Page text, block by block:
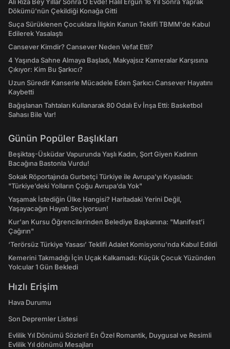
Dökümü'nün Çekildiği Konağa Gitti
Suça Sürüklenen Çocuklara İlişkin Kanun Teklifi TBMM'de Kabul
Edilerek Yasalaştı
Cansever Kimdir? Cansever Neden Vefat Etti?
4 Yaşında Sahne Almaya Başladı, Makyajsız Kameralar Karşısına
Çıkıyor: Kim Bu Şarkıcı?
Uzun Süredir Kanserle Mücadele Eden Şarkıcı Cansever Hayatını
Kaybetti
Bağışlanan Tahtaları Kullanarak 80 Odalı Ev İnşa Etti: Basketbol
Sahası Bile Var!
Günün Popüler Başlıkları
Beşiktaş-Üsküdar Vapurunda Yaşlı Kadın, Şort Giyen Kadının
Bacağına Bastonla Vurdu!
Sokak Röportajında Gurbetçi Türkiye ile Avrupa'yı Kıyasladı:
"Türkiye’deki Yolların Çoğu Avrupa’da Yok"
Yaşamak İstediğin Ülke Hangisi? Haritadaki Yerini Değil,
Yaşayacağın Hayatı Seçiyorsun!
Kur'an Kursu Öğrencilerinden Belediye Başkanına: "Manifest’i
Çağırın"
‘Terörsüz Türkiye Yasası’ Teklifi Adalet Komisyonu'nda Kabul Edildi
Kemerini Takmadığı İçin Uçak Kalkamadı: Küçük Çocuk Yüzünden
Yolcular 1 Gün Bekledi
Hızlı Erişim
Hava Durumu
Son Depremler Listesi
Evlilik Yıl Dönümü Sözleri! En Özel Romantik, Duygusal ve Resimli
Evlilik Yıl dönümü Mesajları